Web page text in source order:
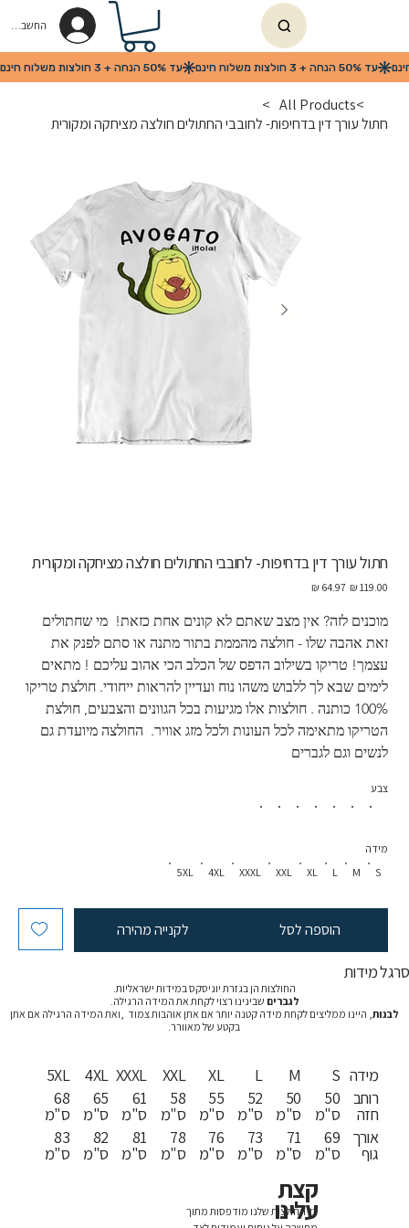
החשבון שלי
>
All Products
>
חתול עורך דין בדחיפות- לחובבי החתולים חולצה מציחקה ומקורית
חתול עורך דין בדחיפות- לחובבי החתולים חולצה מציחקה ומקורית
מחיר
מחיר
‏64.97 ‏₪
מוכנים לזה? אין מצב שאתם לא קונים אחת כזאת!  מי שחתולים
זאת אהבה שלו - חולצה מהממת בתור מתנה או סתם לפנק את
עצמך! טריקו בשילוב הדפס של הכלב הכי אהוב עליכם ! מתאים
לימים שבא לך ללבוש משהו נוח ועדיין להראות ייחודי. חולצת טריקו
100% כותנה . חולצות אלו מגיעות בכל הגוונים והצבעים, חולצת
הטריקו מתאימה לכל העונות ולכל מזג אוויר.  החולצה מיועדת גם
לנשים וגם לגברים
צבע
S
M
L
XL
XXL
XXXL
4XL
5XL
מידה
הוספה לסל לקנייה מהירה
סרגל מידות
החולצות הן בגזרת יוניסקס במידות ישראליות.
לגברים שבינינו רצוי לקחת את המידה הרגילה.
לבנות, היינו ממליצים לקחת מידה קטנה יותר אם אתן אוהבות צמוד ,ואת המידה הרגילה אם אתן
בקטע של מאוורר.
5XL
68
ס"מ
83
ס"מ
4XL
65
ס"מ
82
ס"מ
XXXL
61
ס"מ
81
ס"מ
XXL
58
ס"מ
78
ס"מ
XL
55
ס"מ
76
ס"מ
L
52
ס"מ
73
ס"מ
M
50
ס"מ
71
ס"מ
S
50
ס"מ
69
ס"מ
מידה
רוחב
חזה
אורך
גוף
כל החולצות שלנו מודפסות מתוך
קצת
עלינו